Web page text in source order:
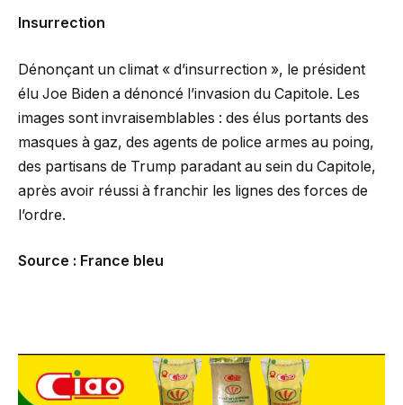
Insurrection
Dénonçant un climat « d’insurrection », le président
élu Joe Biden a dénoncé l’invasion du Capitole. Les
images sont invraisemblables : des élus portants des
masques à gaz, des agents de police armes au poing,
des partisans de Trump paradant au sein du Capitole,
après avoir réussi à franchir les lignes des forces de
l’ordre.
Source : France bleu